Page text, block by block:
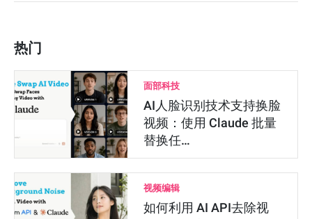
热门
面部科技
AI人脸识别技术支持换脸
视频：使用 Claude 批量
替换任…
视频编辑
如何利用 AI API去除视